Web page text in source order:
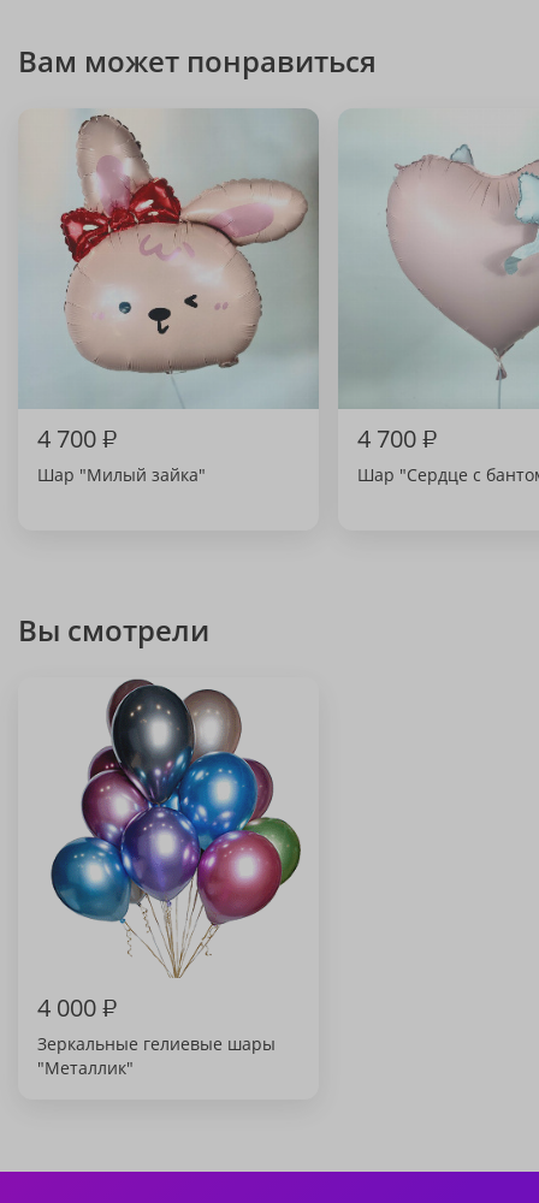
Вам может понравиться
4 700₽
Шар "Милый зайка"
4 700₽
Шар "Сердце с
Вы смотрели
4 000₽
Зеркальные гелиевые шары
"Металлик"